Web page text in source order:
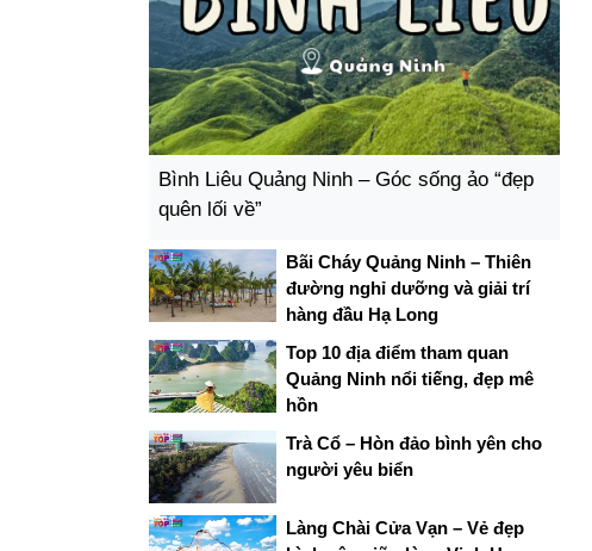
Bình Liêu Quảng Ninh – Góc sống ảo “đẹp
quên lối về”
Bãi Cháy Quảng Ninh – Thiên
đường nghỉ dưỡng và giải trí
hàng đầu Hạ Long
Top 10 địa điểm tham quan
Quảng Ninh nổi tiếng, đẹp mê
hồn
Trà Cổ – Hòn đảo bình yên cho
người yêu biển
Làng Chài Cửa Vạn – Vẻ đẹp